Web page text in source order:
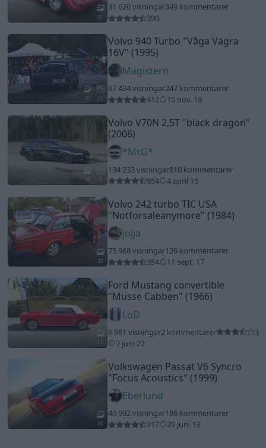
3
134 233 visningar810 kommentarer
954
20
Volvo 242 turbo TIC USA
"Notforsaleanymore"
jojja
75 968 visningar126 kommentarer
354
11 sept. 17
11
Ford Mustang convertible
"Musse Cabben"
LoD
6 981 visningar2 kommentarer
7 juni 22
20
Volkswagen Passat V6 Syncro
"Focus Acoustics"(1999)
Eberlund
40 992 visningar186 kommentarer
217
29 juni 13
Senaste foruminläggen
Ni som kör HEV eller PHEV ? är ni nöjda? 3 svar
Senaste inlägget av Mossan1 för 49 minuter sedani
hybridbilar
Bestyckningsfundering. Zenith INAT 35/40